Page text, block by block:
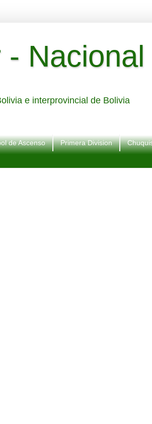
Nacional
e interprovincial de Bolivia
de Ascenso Primera Division